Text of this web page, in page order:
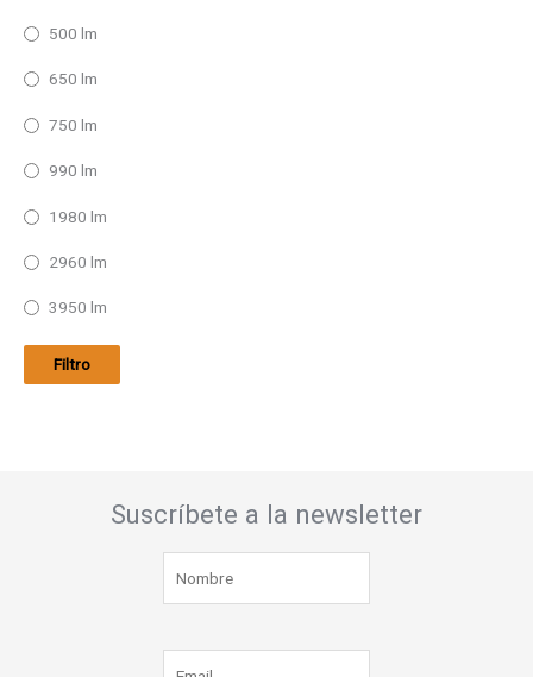
500 lm
650 lm
750 lm
990 lm
1980 lm
2960 lm
3950 lm
Filtro
Suscríbete a la newsletter